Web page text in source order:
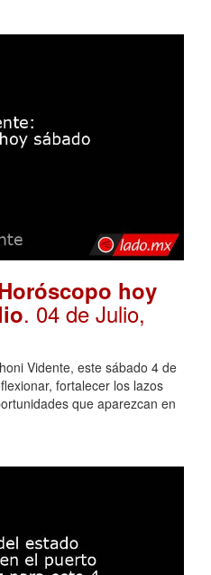
hoy
. 04 de Julio,
Vidente, este sábado 4 de
fortalecer los lazos
que aparezcan en